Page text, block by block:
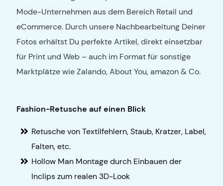
Mode-Unternehmen aus dem Bereich Retail und
eCommerce. Durch unsere Nachbearbeitung Deiner
Fotos erhältst Du perfekte Artikel, direkt einsetzbar
für Print und Web – auch im Format fürsonstige
Marktplätze wie Zalando, About You, amazon & Co.
Fashion-Retusche auf einen Blick
Retusche von Textilfehlern, Staub, Kratzer, Label,
Falten, etc.
Hollow Man Montage durch Einbauen der
Inclips zum realen 3D-Look